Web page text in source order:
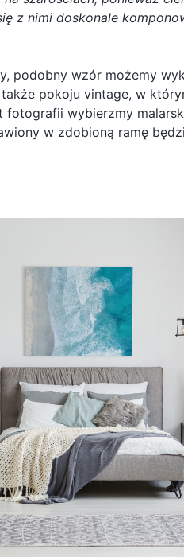
z nimi doskonale
podobny wzór możemy
pokoju vintage, w
fotografii wybierzmy
w zdobioną ramę